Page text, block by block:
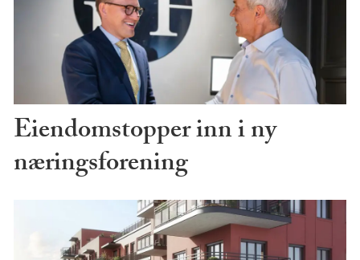
Eiendomstopper inn i ny
næringsforening